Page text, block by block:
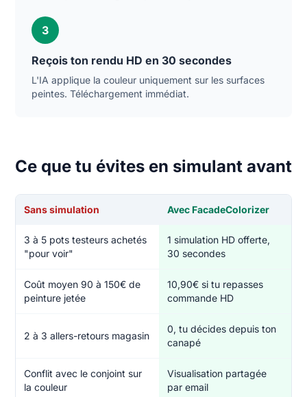
3
Reçois ton rendu HD en 30 secondes
L'IA applique la couleur uniquement sur les surfaces
peintes. Téléchargement immédiat.
Ce que tu évites en simulant avant
Sans simulation Avec FacadeColorizer
3 à 5 pots testeurs achetés
"pour voir"
1 simulation HD offerte,
30 secondes
Coût moyen 90 à 150€ de
peinture jetée
10,90€ si tu repasses
commande HD
2 à 3 allers-retours magasin
0, tu décides depuis ton
canapé
Conflit avec le conjoint sur
la couleur
Visualisation partagée
par email